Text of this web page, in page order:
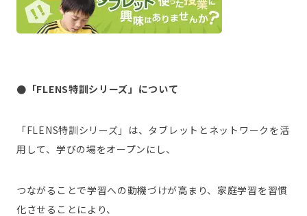
●「FLENS特訓シリーズ」について
「FLENS特訓シリーズ」は、タブレットとネットワークを活
用して、学びの場をオープンにし、
つながることで学習への動機づけが高まり、家庭学習を習慣
化させることにより、